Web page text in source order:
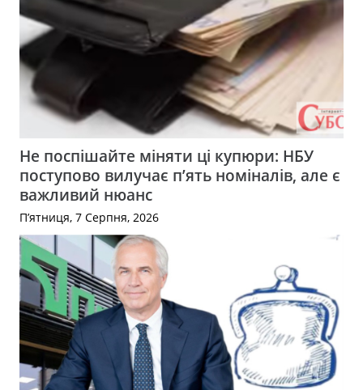
Не поспішайте міняти ці купюри: НБУ
поступово вилучає п’ять номіналів, але є
важливий нюанс
П’ятниця, 7 Серпня, 2026